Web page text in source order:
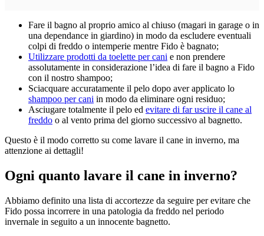
Fare il bagno al proprio amico al chiuso (magari in garage o in
una dependance in giardino) in modo da escludere eventuali
colpi di freddo o intemperie mentre Fido è bagnato;
Utilizzare prodotti da toelette per cani e non prendere
assolutamente in considerazione l’idea di fare il bagno a Fido
con il nostro shampoo;
Sciacquare accuratamente il pelo dopo aver applicato lo
shampoo per cani in modo da eliminare ogni residuo;
Asciugare totalmente il pelo ed evitare di far uscire il cane al
freddo o al vento prima del giorno successivo al bagnetto.
Questo è il modo corretto su come lavare il cane in inverno, ma
attenzione ai dettagli!
Ogni quanto lavare il cane in inverno?
Abbiamo definito una lista di accortezze da seguire per evitare che
Fido possa incorrere in una patologia da freddo nel periodo
invernale in seguito a un innocente bagnetto.